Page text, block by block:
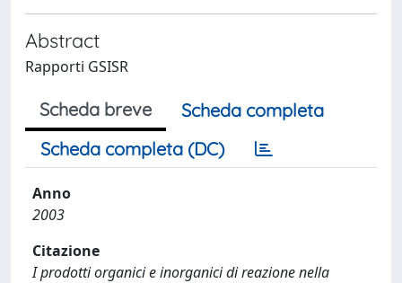
Abstract
Rapporti GSISR
Scheda breve
Scheda completa
Scheda completa (DC)
Anno
2003
Citazione
I prodotti organici e inorganici di reazione nella